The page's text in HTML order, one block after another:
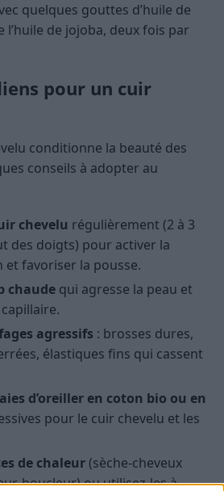
quelques gouttes d’huile de
l’huile de jojoba, deux fois par
pour un cuir
conditionne la beauté des
conseils à adopter au
chevelu régulièrement (2 à 3
des doigts) pour activer la
favoriser la pousse.
chaude qui agresse la peau et
agressifs : brosses dures,
élastiques fins qui cassent
d’oreiller en coton bio ou en
pour le cuir chevelu et les
de chaleur (sèche-cheveux
boucleur) ou utilisez-les à